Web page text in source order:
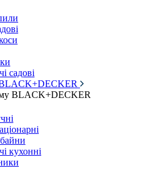
садові
BLACK+DECKER
BLACK+DECKER
кухонні